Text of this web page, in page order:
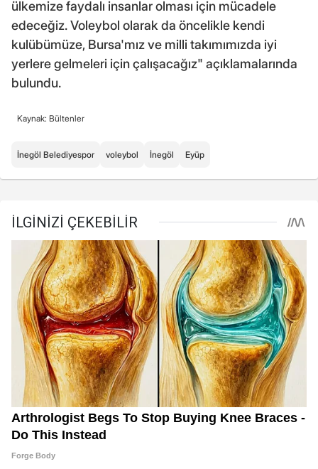
ülkemize faydalı insanlar olması için mücadele
edeceğiz. Voleybol olarak da öncelikle kendi
kulübümüze, Bursa'mız ve milli takımımızda iyi
yerlere gelmeleri için çalışacağız" açıklamalarında
bulundu.
Kaynak: Bültenler
İnegöl Belediyespor voleybol İnegöl Eyüp